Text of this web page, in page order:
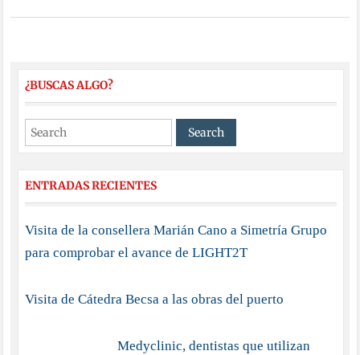
¿BUSCAS ALGO?
ENTRADAS RECIENTES
Visita de la consellera Marián Cano a Simetría Grupo
para comprobar el avance de LIGHT2T
Visita de Cátedra Becsa a las obras del puerto
Medyclinic, dentistas que utilizan